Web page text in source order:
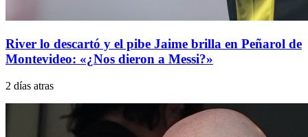
River lo descartó y el pibe Jaime brilla en Peñarol de
Montevideo: «¿Nos dieron a Messi?»
2 días atras